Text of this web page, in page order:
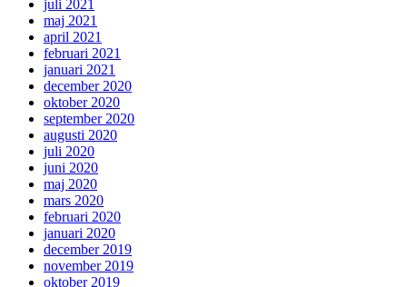
juli 2021
maj 2021
april 2021
februari 2021
januari 2021
december 2020
oktober 2020
september 2020
augusti 2020
juli 2020
juni 2020
maj 2020
mars 2020
februari 2020
januari 2020
december 2019
november 2019
oktober 2019